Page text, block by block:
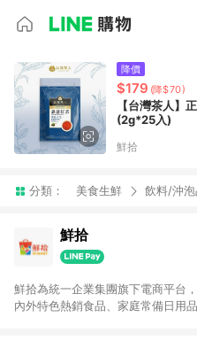
降價
$179 (降$70)
【台灣茶人】
(2g*25入)
鮮拾
分類： 美食生鮮 飲料/沖泡
鮮拾
鮮拾為統一企業集團旗下電商平台
內外特色熱銷食品、家庭常備日用